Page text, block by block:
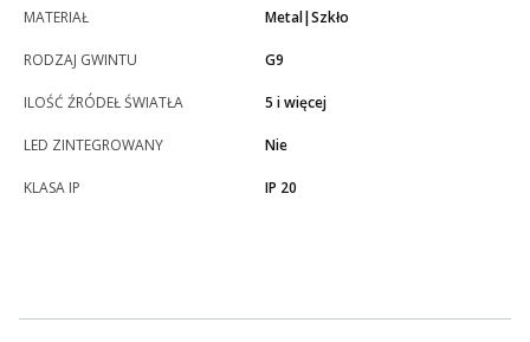
MATERIAŁ Metal|Szkło
RODZAJ GWINTU G9
ILOŚĆ ŹRÓDEŁ ŚWIATŁA 5 i więcej
LED ZINTEGROWANY Nie
KLASA IP IP 20